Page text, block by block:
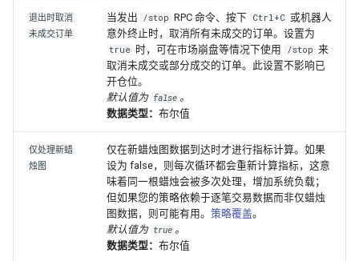
退出时取消
未成交订单
当发出 /stop RPC 命令、按下 Ctrl+C 或机器人
意外终止时，取消所有未成交的订单。设置为
true 时，可在市场崩盘等情况下使用 /stop 来
取消未成交或部分成交的订单。此设置不影响已
开仓位。
默认值为 false 。
数据类型： 布尔值
仅处理新蜡
烛图
仅在新蜡烛图数据到达时才进行指标计算。如果
设为 false，则每次循环都会重新计算指标，这意
味着同一根蜡烛会被多次处理，增加系统负载；
但如果您的策略依赖于逐笔交易数据而非仅蜡烛
图数据，则可能有用。 策略覆盖。
默认值为 true 。
数据类型： 布尔值